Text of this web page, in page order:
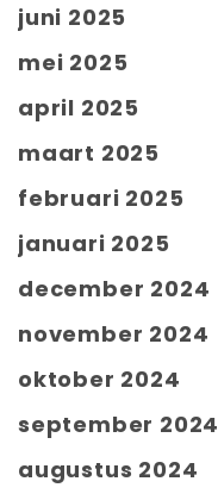
juni 2025
mei 2025
april 2025
maart 2025
februari 2025
januari 2025
december 2024
november 2024
oktober 2024
september 2024
augustus 2024